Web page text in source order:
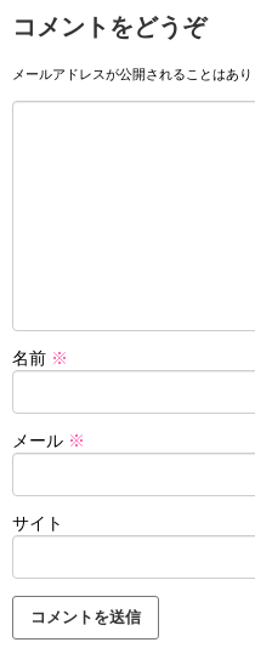
コメントをどうぞ
メールアドレスが公開されることはあり
名前 ※
メール ※
サイト